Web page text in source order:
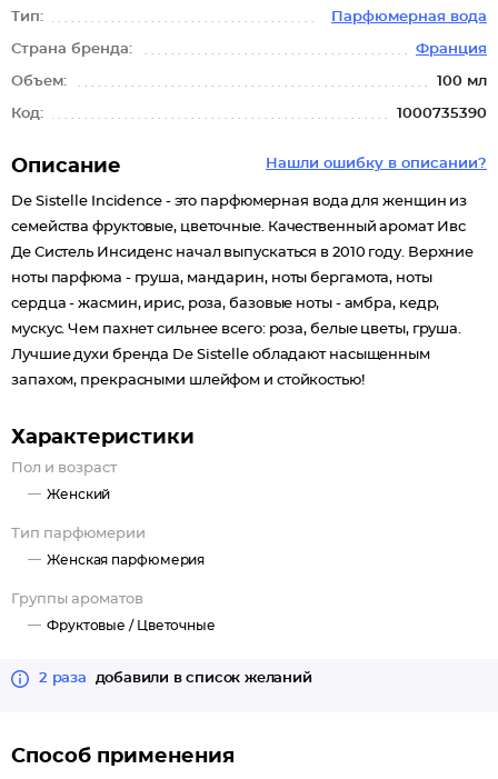
Тип: Парфюмерная вода
Страна бренда: Франция
Объем: 100 мл
Код: 1000735390
Нашли ошибку в описании?
Описание
De Sistelle Incidence - это парфюмерная вода для женщин из
семейства фруктовые, цветочные. Качественный аромат Ивс
Де Систель Инсиденс начал выпускаться в 2010 году. Верхние
ноты парфюма - груша, мандарин, ноты бергамота, ноты
сердца - жасмин, ирис, роза, базовые ноты - амбра, кедр,
мускус. Чем пахнет сильнее всего: роза, белые цветы, груша.
Лучшие духи бренда De Sistelle обладают насыщенным
запахом, прекрасными шлейфом и стойкостью!
Характеристики
Пол и возраст
Женский
Тип парфюмерии
Женская парфюмерия
Группы ароматов
Фруктовые / Цветочные
2 раза добавили в список желаний
Способ применения